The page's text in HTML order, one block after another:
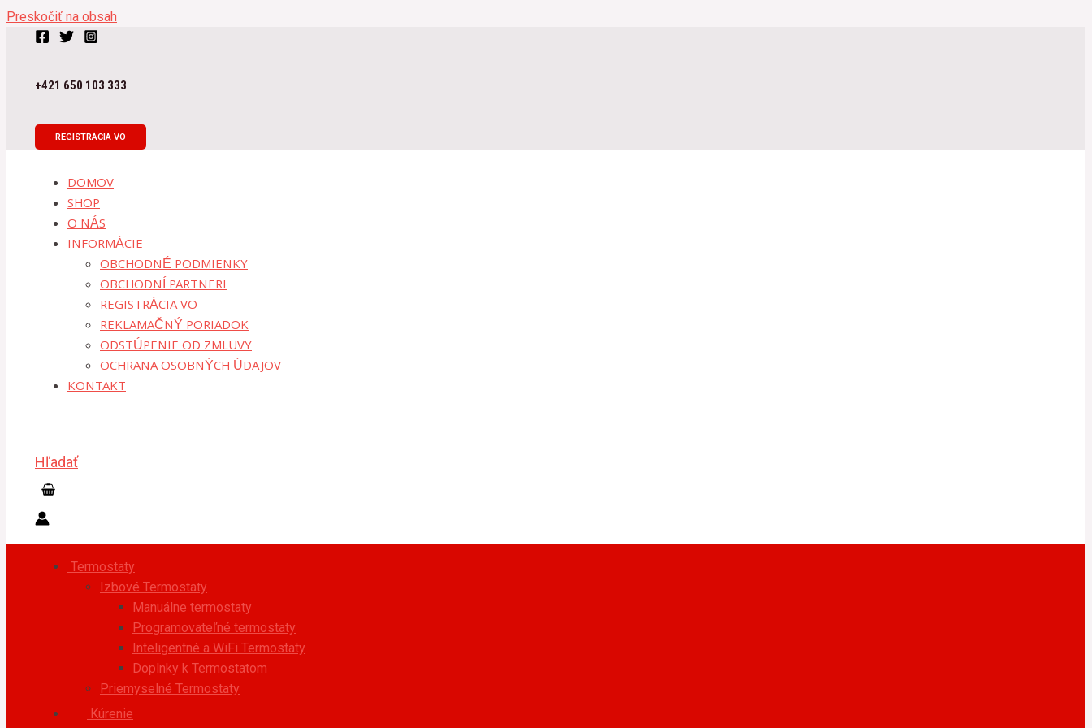
Preskočiť na obsah
+421 650 103 333
REGISTRÁCIA VO
DOMOV
SHOP
O NÁS
INFORMÁCIE
OBCHODNÉ PODMIENKY
OBCHODNÍ PARTNERI
REGISTRÁCIA VO
REKLAMAČNÝ PORIADOK
ODSTÚPENIE OD ZMLUVY
OCHRANA OSOBNÝCH ÚDAJOV
KONTAKT
Hľadať
Termostaty
Izbové Termostaty
Manuálne termostaty
Programovateľné termostaty
Inteligentné a WiFi Termostaty
Doplnky k Termostatom
Priemyselné Termostaty
Kúrenie